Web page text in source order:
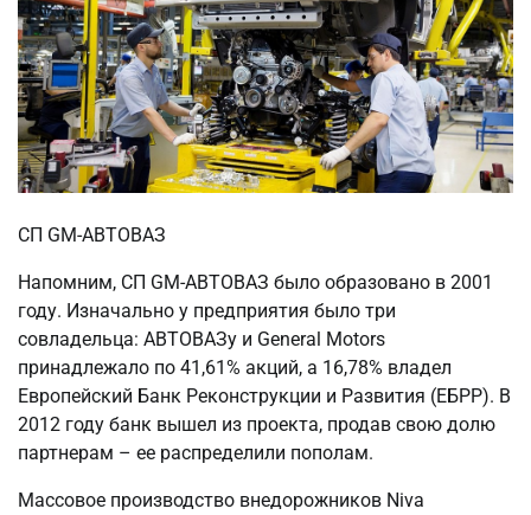
СП GM-АВТОВАЗ
Напомним, СП GM-АВТОВАЗ было образовано в 2001
году. Изначально у предприятия было три
совладельца: АВТОВАЗу и General Motors
принадлежало по 41,61% акций, а 16,78% владел
Европейский Банк Реконструкции и Развития (ЕБРР). В
2012 году банк вышел из проекта, продав свою долю
партнерам – ее распределили пополам.
Массовое производство внедорожников Niva